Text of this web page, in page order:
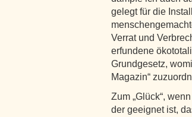
gelegt für die
Verrat und
erfundene
Grundgesetz,
Magazin“
Zum „Glück“,
der geeignet ist,